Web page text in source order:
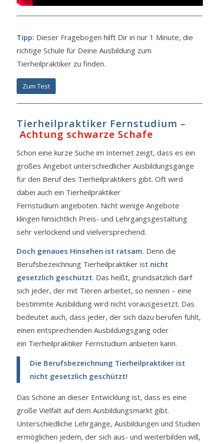
Tipp: Dieser Fragebogen hilft Dir in nur 1 Minute, die
richtige Schule für Deine Ausbildung zum
Tierheilpraktiker zu finden.
Zum Test
Tierheilpraktiker Fernstudium –
Achtung schwarze Schafe
Schon eine kurze Suche im Internet zeigt, dass es ein
großes Angebot unterschiedlicher Ausbildungsgänge
für den Beruf des Tierheilpraktikers gibt. Oft wird
dabei auch ein Tierheilpraktiker
Fernstudium angeboten. Nicht wenige Angebote
klingen hinsichtlich Preis- und Lehrgangsgestaltung
sehr verlockend und vielversprechend.
Doch genaues Hinsehen ist ratsam. Denn die
Berufsbezeichnung Tierheilpraktiker ist nicht
gesetzlich geschützt. Das heißt, grundsätzlich darf
sich jeder, der mit Tieren arbeitet, so nennen – eine
bestimmte Ausbildung wird nicht vorausgesetzt. Das
bedeutet auch, dass jeder, der sich dazu berufen fühlt,
einen entsprechenden Ausbildungsgang oder
ein Tierheilpraktiker Fernstudium anbieten kann.
Die Berufsbezeichnung Tierheilpraktiker ist
nicht gesetzlich geschützt!
Das Schöne an dieser Entwicklung ist, dass es eine
große Vielfalt auf dem Ausbildungsmarkt gibt.
Unterschiedliche Lehrgänge, Ausbildungen und Studien
ermöglichen jedem, der sich aus- und weiterbilden will,